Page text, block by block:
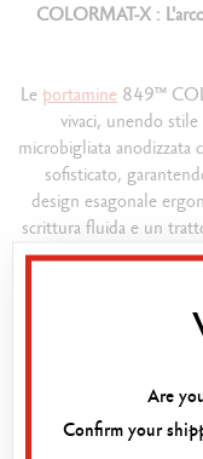
COLORMAT-X :
Leportamine 849™
vivaci, unendo
microbigliata anodizzata
sofisticato,
design esagonale
scrittura fluida e un
ricaricabili,
100% Swiss Made, si
COLORMAT-X per
Composizione
Are
Confirm your